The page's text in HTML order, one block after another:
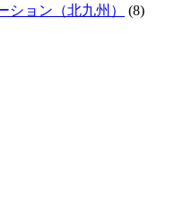
ション（北九州）
(8)